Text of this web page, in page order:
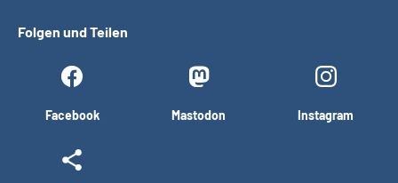
Folgen und Teilen
Facebook Mastodon Instagram